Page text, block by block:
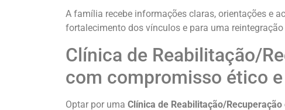
A família recebe informações claras, orientações e
fortalecimento dos vínculos e para uma
Clínica de Reabilitação/
com compromisso ético
Optar por uma Clínica de Reabilitação/